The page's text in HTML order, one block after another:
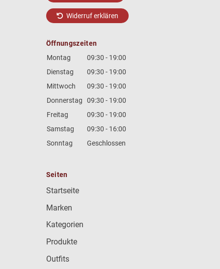
Widerruf erklären
Öffnungszeiten
Montag
09:30 - 19:00
Dienstag
09:30 - 19:00
Mittwoch
09:30 - 19:00
Donnerstag
09:30 - 19:00
Freitag
09:30 - 19:00
Samstag
09:30 - 16:00
Sonntag
Geschlossen
Seiten
Startseite
Marken
Kategorien
Produkte
Outfits